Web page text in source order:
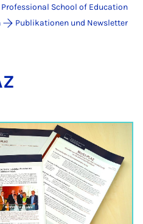
Professional School of Education
Publikationen und Newsletter